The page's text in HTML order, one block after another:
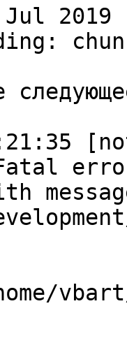
2019
Fatal